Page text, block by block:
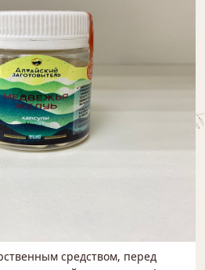
средством, перед